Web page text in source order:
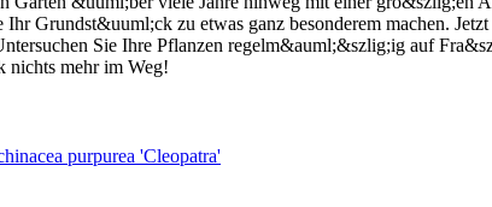
Grundst&uuml;ck zu etwas ganz besonderem machen.
Sie Ihre Pflanzen regelm&auml;&szlig;ig auf
nichts mehr im Weg!
purpurea 'Cleopatra'